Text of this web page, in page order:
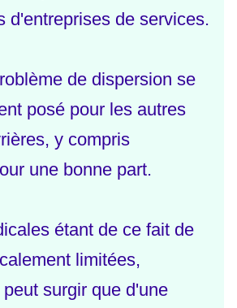
d'entreprises de services.
de dispersion se
posé pour les autres
y compris
une bonne part.
étant de ce fait de
limitées,
surgir que d'une